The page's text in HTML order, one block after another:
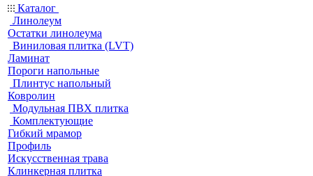
Каталог
Линолеум
Остатки линолеума
Виниловая плитка (LVT)
Ламинат
Пороги напольные
Плинтус напольный
Ковролин
Модульная ПВХ плитка
Комплектующие
Гибкий мрамор
Профиль
Искусственная трава
Клинкерная плитка